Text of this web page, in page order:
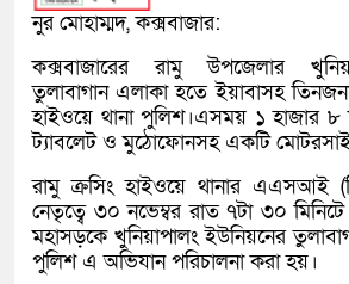
নুর মোহাম্মদ, কক্সবাজার:
কক্সবাজারের রামু উপজেলার
তুলাবাগান এলাকা হতে ইয়াবাসহ
হাইওয়ে থানা পুলিশ।এসময় ১ হাজার
ট্যাবলেট ও মুঠোফোনসহ একটি
রামু ক্রসিং হাইওয়ে থানার এএসআই
নেতৃত্বে ৩০ নভেম্বর রাত ৭টা ৩০
মহাসড়কে খুনিয়াপালং ইউনিয়নের
পুলিশ এ অভিযান পরিচালনা করা হয়।